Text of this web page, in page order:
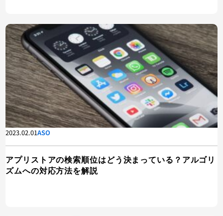
2023.02.01ASO
アプリストアの検索順位はどう決まっている？アルゴリ
ズムへの対応方法を解説